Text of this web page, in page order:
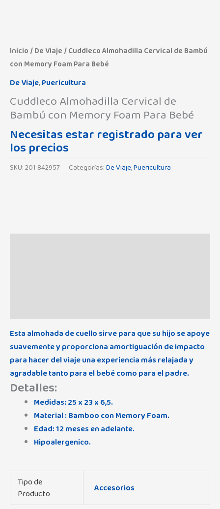
Inicio /De Viaje / Cuddleco Almohadilla Cervical de Bambú
con Memory Foam Para Bebé
De Viaje,Puericultura
Cuddleco Almohadilla Cervical de
Bambú con Memory Foam Para Bebé
Necesitas estar registrado para ver
los precios
SKU:201 842957 Categorías:De Viaje,Puericultura
Esta almohada de cuello sirve para que su hijo se apoye
suavemente y proporciona amortiguación de impacto
para hacer del viaje una experiencia más relajada y
agradable tanto para el bebé como para el padre.
Detalles:
Medidas: 25 x 23 x 6,5.
Material : Bamboo con Memory Foam.
Edad: 12 meses en adelante.
Hipoalergenico.
Tipo de
Producto
Accesorios